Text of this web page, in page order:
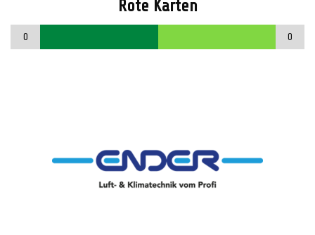
Rote Karten
0 0